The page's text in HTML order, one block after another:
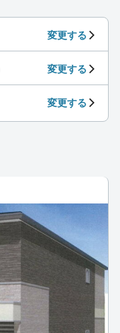
変更する
変更する
変更する